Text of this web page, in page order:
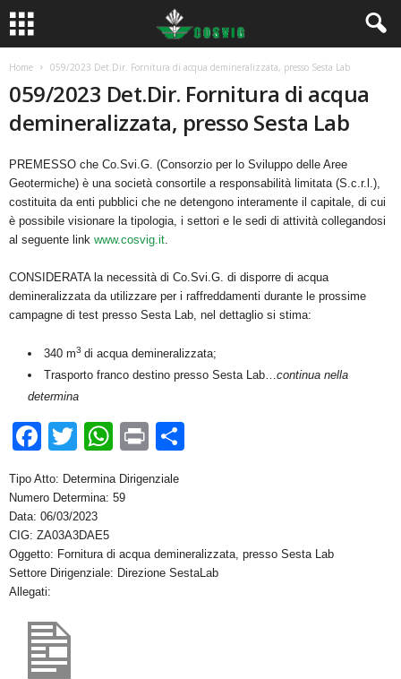
Home 059/2023 Det.Dir. Fornitura di acqua demineralizzata, presso Sesta Lab
059/2023 Det.Dir. Fornitura di acqua
demineralizzata, presso Sesta Lab
PREMESSO che Co.Svi.G. (Consorzio per lo Sviluppo delle Aree
Geotermiche) è una società consortile a responsabilità limitata (S.c.r.l.),
costituita da enti pubblici che ne detengono interamente il capitale, di cui
è possibile visionare la tipologia, i settori e le sedi di attività collegandosi
al seguente link www.cosvig.it.
CONSIDERATA la necessità di Co.Svi.G. di disporre di acqua
demineralizzata da utilizzare per i raffreddamenti durante le prossime
campagne di test presso Sesta Lab, nel dettaglio si stima:
340 m3 di acqua demineralizzata;
Trasporto franco destino presso Sesta Lab…continua nella
determina
F
c
e
b
o
k
T
tt
er
W
at
A
p
Pr
t
vi
di
Tipo Atto: Determina Dirigenziale
Numero Determina: 59
Data: 06/03/2023
CIG: ZA03A3DAE5
Oggetto: Fornitura di acqua demineralizzata, presso Sesta Lab
Settore Dirigenziale: Direzione SestaLab
Allegati: